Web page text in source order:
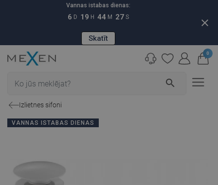
Vannas istabas dienas:
6 D 19 H 44 M 26 S
Skatīt
close
search
0
Izlietnes sifoni
VANNAS ISTABAS DIENAS